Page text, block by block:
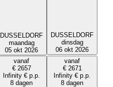
DUSSELDORF
maandag
05 okt 2026
DUSSELDORF
dinsdag
06 okt 2026
vanaf
€ 2657
Infinity € p.p.
8 dagen
vanaf
€ 2671
Infinity € p.p.
8 dagen